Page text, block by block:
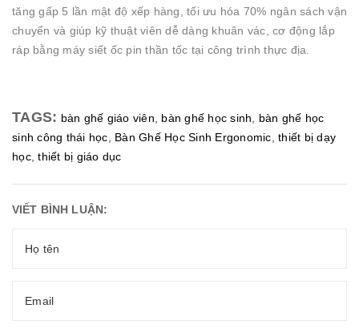
tăng gấp 5 lần mật độ xếp hàng, tối ưu hóa 70% ngân sách vận
chuyển và giúp kỹ thuật viên dễ dàng khuân vác, cơ động lắp
ráp bằng máy siết ốc pin thần tốc tại công trình thực địa.
TAGS: bàn ghế giáo viên bàn ghế học sinh
bàn ghế học
sinh công thái học
Bàn Ghế Học Sinh Ergonomic thiết bị dạy
học,thiết bị giáo dục
VIẾT BÌNH LUẬN: